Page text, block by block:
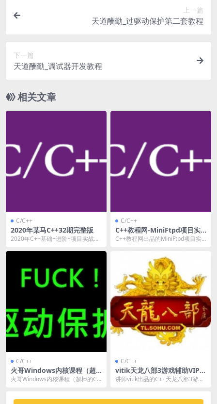
上一篇
天道酬勤_过驱动保护第二套教程
下一篇
天道酬勤_调试器开发教程
相关文章
C/C++
2020年某马C++32期完整版
2020年C++基础+进阶+项目实战，
++基础...
C/C++
C++教程网-MiniFtpd项目实
战教程
C++教程网出品的MiniFtpd项目实
C/C++
火哥Windows内核课程（超
棒的C++驱动编写课程）
火哥Windows内核课程（超棒的C+
C/C++
vitik天龙八部3游戏辅助VIP培
训教程
讲师vitik出品的C++天龙八部3游戏